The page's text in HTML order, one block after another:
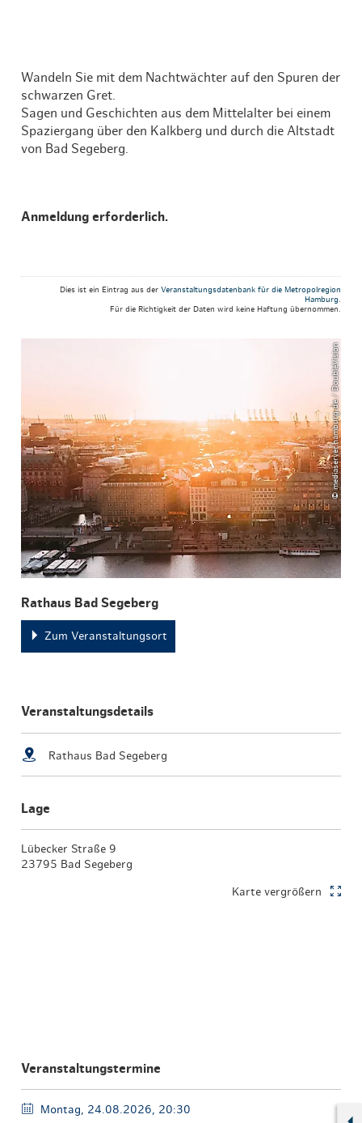
Wandeln Sie mit dem Nachtwächter auf den Spuren der
schwarzen Gret.
Sagen und Geschichten aus dem Mittelalter bei einem
Spaziergang über den Kalkberg und durch die Altstadt
von Bad Segeberg.
Anmeldung erforderlich.
Dies ist ein Eintrag aus der Veranstaltungsdatenbank für die Metropolregion
Hamburg.
Für die Richtigkeit der Daten wird keine Haftung übernommen.
© mediaserver.hamburg.de / DoubleVision
Rathaus Bad Segeberg
Zum Veranstaltungsort
Veranstaltungsdetails
Rathaus Bad Segeberg
Lage
Lübecker Straße 9
23795 Bad Segeberg
Karte vergrößern
Veranstaltungstermine
Montag, 24.08.2026, 20:30